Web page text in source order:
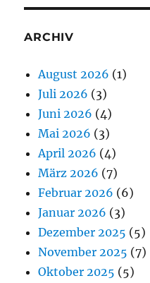
ARCHIV
August 2026 (1)
Juli 2026 (3)
Juni 2026 (4)
Mai 2026 (3)
April 2026 (4)
März 2026 (7)
Februar 2026 (6)
Januar 2026 (3)
Dezember 2025 (5)
November 2025 (7)
Oktober 2025 (5)